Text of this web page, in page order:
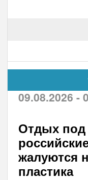
09.08.2026 -
Отдых под
жалуются
пластика